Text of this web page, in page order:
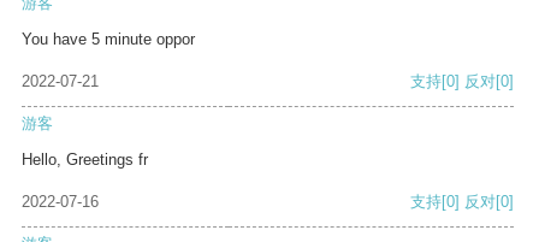
You have 5 minute oppor
2022-07-21 支持[0] 反对[0]
游客
Hello, Greetings fr
2022-07-16 支持[0] 反对[0]